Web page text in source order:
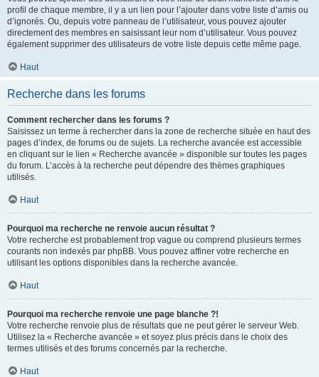
profil de chaque membre, il y a un lien pour l’ajouter dans votre liste d’amis ou
d’ignorés. Ou, depuis votre panneau de l’utilisateur, vous pouvez ajouter
directement des membres en saisissant leur nom d’utilisateur. Vous pouvez
également supprimer des utilisateurs de votre liste depuis cette même page.
Haut
Recherche dans les forums
Comment rechercher dans les forums ?
Saisissez un terme à rechercher dans la zone de recherche située en haut des
pages d’index, de forums ou de sujets. La recherche avancée est accessible
en cliquant sur le lien « Recherche avancée » disponible sur toutes les pages
du forum. L’accès à la recherche peut dépendre des thèmes graphiques
utilisés.
Haut
Pourquoi ma recherche ne renvoie aucun résultat ?
Votre recherche est probablement trop vague ou comprend plusieurs termes
courants non indexés par phpBB. Vous pouvez affiner votre recherche en
utilisant les options disponibles dans la recherche avancée.
Haut
Pourquoi ma recherche renvoie une page blanche ?!
Votre recherche renvoie plus de résultats que ne peut gérer le serveur Web.
Utilisez la « Recherche avancée » et soyez plus précis dans le choix des
termes utilisés et des forums concernés par la recherche.
Haut